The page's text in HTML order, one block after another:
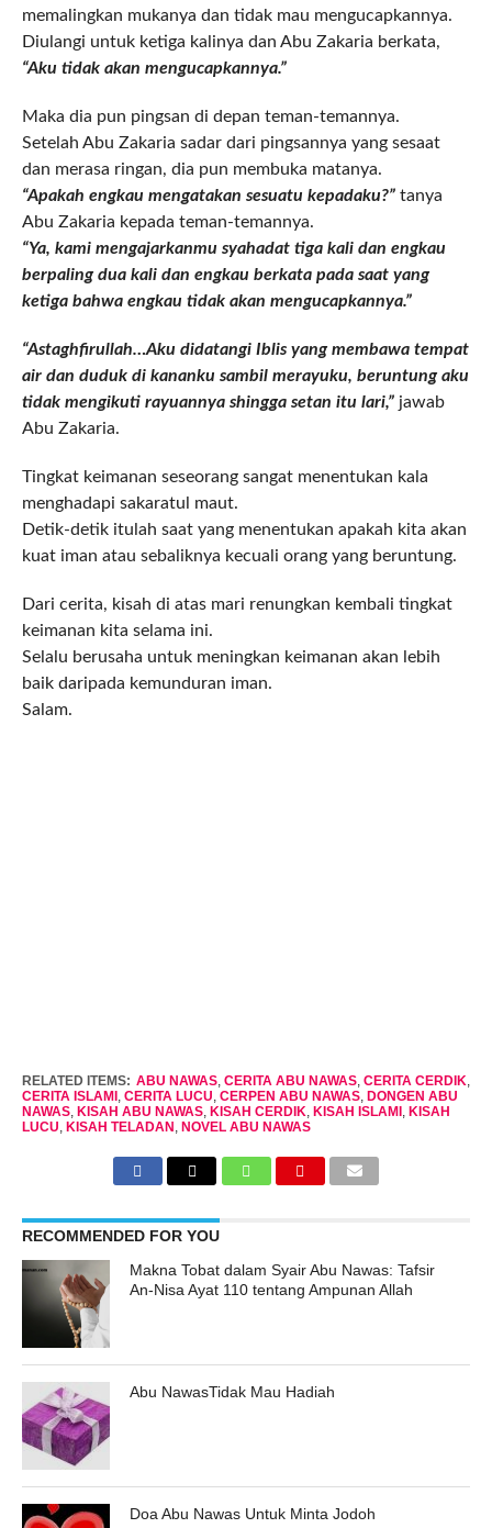
memalingkan mukanya dan tidak mau mengucapkannya.
Diulangi untuk ketiga kalinya dan Abu Zakaria berkata,
“Aku tidak akan mengucapkannya.”
Maka dia pun pingsan di depan teman-temannya.
Setelah Abu Zakaria sadar dari pingsannya yang sesaat
dan merasa ringan, dia pun membuka matanya.
“Apakah engkau mengatakan sesuatu kepadaku?”tanya
Abu Zakaria kepada teman-temannya.
“Ya, kami mengajarkanmu syahadat tiga kali dan engkau
berpaling dua kali dan engkau berkata pada saat yang
ketiga bahwa engkau tidak akan mengucapkannya.”
“Astaghfirullah…Aku didatangi Iblis yang membawa tempat
air dan duduk di kananku sambil merayuku, beruntung aku
tidak mengikuti rayuannya shingga setan itu lari,”jawab
Abu Zakaria.
Tingkat keimanan seseorang sangat menentukan kala
menghadapi sakaratul maut.
Detik-detik itulah saat yang menentukan apakah kita akan
kuat iman atau sebaliknya kecuali orang yang beruntung.
Dari cerita, kisah di atas mari renungkan kembali tingkat
keimanan kita selama ini.
Selalu berusaha untuk meningkan keimanan akan lebih
baik daripada kemunduran iman.
Salam.
RELATED ITEMS: ABU NAWAS, CERITA ABU NAWAS, CERITA CERDIK,
CERITA ISLAMI , CERITA LUCU, CERPEN ABU NAWAS, DONGEN ABU
NAWAS, KISAH ABU NAWAS, KISAH CERDIK, KISAH ISLAMI , KISAH
LUCU, KISAH TELADAN , NOVEL ABU NAWAS
RECOMMENDED FOR YOU
Makna Tobat dalam Syair Abu Nawas: Tafsir
An-Nisa Ayat 110 tentang Ampunan Allah
Abu NawasTidak Mau Hadiah
Doa Abu Nawas Untuk Minta Jodoh